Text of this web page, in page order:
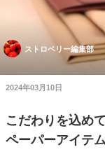
ストロベリー編集部
2024年03月10日
こだわりを込め
ペーパーアイテ